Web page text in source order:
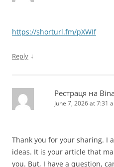
https://shorturl.fm/pXWIf
Reply ↓
Рестраця на
June 7, 2026 at 7:31
Thank you for your sharing. I
ideas. It is your article that
you. But, I have a question,